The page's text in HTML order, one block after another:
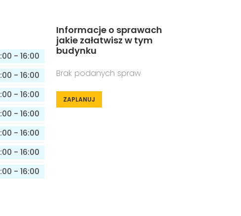
- 16:00
- 16:00
- 16:00
- 16:00
- 16:00
- 16:00
- 16:00
Informacje o sprawach
jakie załatwisz w tym
budynku
Brak podanych spraw
ZAPLANUJ